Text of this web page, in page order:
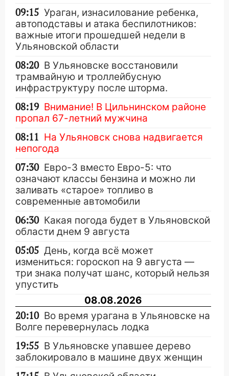
09:15 Ураган, изнасилование ребенка,
автоподставы и атака беспилотников:
важные итоги прошедшей недели в
Ульяновской области
08:20 В Ульяновске восстановили
трамвайную и троллейбусную
инфраструктуру после шторма.
08:19 Внимание! В Цильнинском районе
пропал 67-летний мужчина
08:11 На Ульяновск снова надвигается
непогода
07:30 Евро-3 вместо Евро-5: что
означают классы бензина и можно ли
заливать «старое» топливо в
современные автомобили
06:30 Какая погода будет в Ульяновской
области днем 9 августа
05:05 День, когда всё может
измениться: гороскоп на 9 августа —
три знака получат шанс, который нельзя
упустить
08.08.2026
20:10 Во время урагана в Ульяновске на
Волге перевернулась лодка
19:55 В Ульяновске упавшее дерево
заблокировало в машине двух женщин